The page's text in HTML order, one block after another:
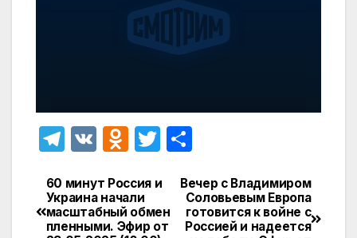
T
e
gr
V
O
n
o
T
itt
er
п
р
Навигация
по
Вечер с Владимиром
Соловьевым Европа
готовится к войне с
Россией и надеется
60 минут Россия и
Украина начали
масштабный обмен
пленными. Эфир от